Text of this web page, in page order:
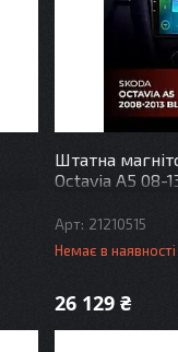
Штатна
Octavia A5 08-
21210515
Немає в наявності
26 129 ₴